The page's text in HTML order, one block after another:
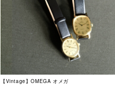
【Vintage】OMEGA オメガ